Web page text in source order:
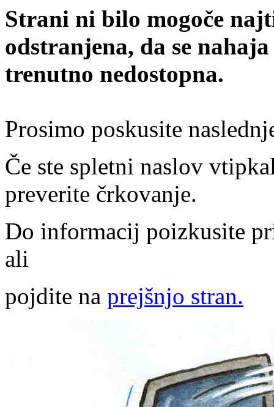
Strani ni bilo mogoče
odstranjena, da se
trenutno nedostopna.
Prosimo poskusite
Če ste spletni naslov
preverite črkovanje.
Do informacij poizkusite
ali
pojdite na prejšnjo stran.